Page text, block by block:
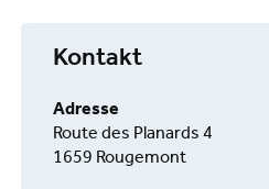
Kontakt
Adresse
Route des Planards 4
1659 Rougemont